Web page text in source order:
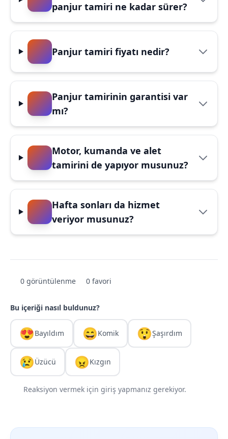
panjur tamiri ne kadar sürer?
Panjur tamiri fiyatı nedir?
Panjur tamirinin garantisi var
mı?
Motor, kumanda ve alet
tamirini de yapıyor musunuz?
Hafta sonları da hizmet
veriyor musunuz?
0 görüntülenme 0 favori
Bu içeriği nasıl buldunuz?
😍Bayıldım 😄Komik 😲Şaşırdım
😢Üzücü 😠Kızgın
Reaksiyon vermek için giriş yapmanız gerekiyor.